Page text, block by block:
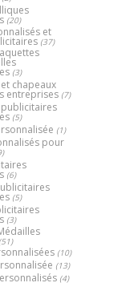
(20)
et
(37)
(3)
chapeaux
entreprises (7)
(5)
(1)
pour
(6)
(5)
(3)
(51)
(10)
(13)
(4)